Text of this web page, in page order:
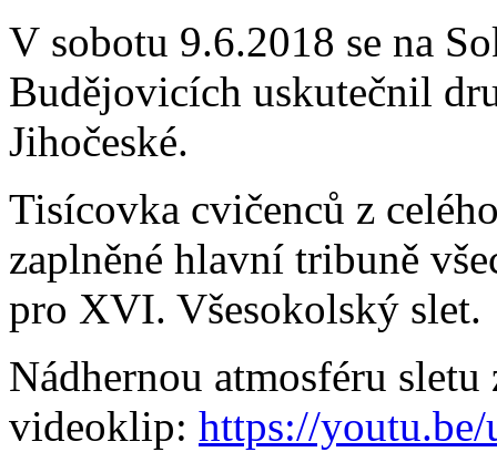
V sobotu 9.6.2018 se na
Budějovicích uskutečnil
Jihočeské.
Tisícovka cvičenců z
zaplněné hlavní tribuně
pro XVI. Všesokolský slet.
Nádhernou atmosféru sletu
videoklip: https://